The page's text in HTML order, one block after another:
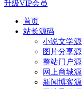
升级VIP会员
首页
站长源码
小说文学
图片分享
整站门户
网上商城
新闻博客